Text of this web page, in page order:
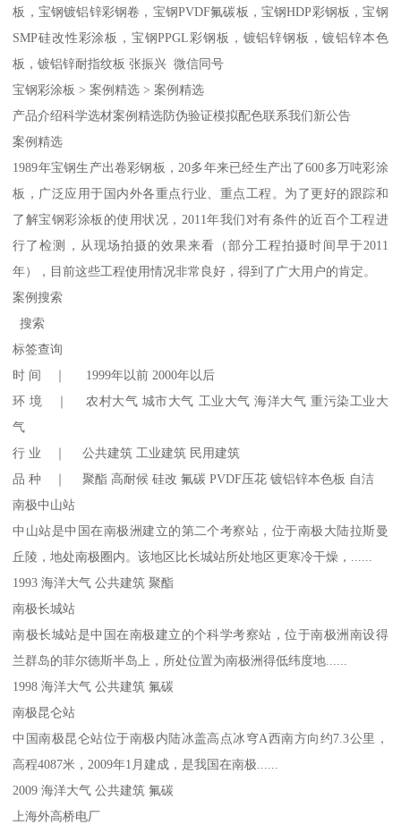
板，宝钢镀铝锌彩钢卷，宝钢PVDF氟碳板，宝钢HDP彩钢板，宝钢
SMP硅改性彩涂板，宝钢PPGL彩钢板，镀铝锌钢板，镀铝锌本色
板，镀铝锌耐指纹板 张振兴 微信同号
宝钢彩涂板 > 案例精选 > 案例精选
产品介绍科学选材案例精选防伪验证模拟配色联系我们新公告
案例精选
1989年宝钢生产出卷彩钢板，20多年来已经生产出了600多万吨彩涂
板，广泛应用于国内外各重点行业、重点工程。为了更好的跟踪和
了解宝钢彩涂板的使用状况，2011年我们对有条件的近百个工程进
行了检测，从现场拍摄的效果来看（部分工程拍摄时间早于2011
年），目前这些工程使用情况非常良好，得到了广大用户的肯定。
案例搜索
搜索
标签查询
时 间 ｜ 1999年以前 2000年以后
环 境 ｜ 农村大气 城市大气 工业大气 海洋大气 重污染工业大
气
行 业 ｜ 公共建筑 工业建筑 民用建筑
品 种 ｜ 聚酯 高耐候 硅改 氟碳 PVDF压花 镀铝锌本色板 自洁
南极中山站
中山站是中国在南极洲建立的第二个考察站，位于南极大陆拉斯曼
丘陵，地处南极圈内。该地区比长城站所处地区更寒冷干燥，......
1993 海洋大气 公共建筑 聚酯
南极长城站
南极长城站是中国在南极建立的个科学考察站，位于南极洲南设得
兰群岛的菲尔德斯半岛上，所处位置为南极洲得低纬度地......
1998 海洋大气 公共建筑 氟碳
南极昆仑站
中国南极昆仑站位于南极内陆冰盖高点冰穹A西南方向约7.3公里，
高程4087米，2009年1月建成，是我国在南极......
2009 海洋大气 公共建筑 氟碳
上海外高桥电厂